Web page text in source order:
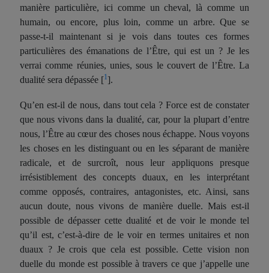
manière particulière, ici comme un cheval, là comme un
humain, ou encore, plus loin, comme un arbre. Que se
passe-t-il maintenant si je vois dans toutes ces formes
particulières des émanations de l’Être, qui est un ? Je les
verrai comme réunies, unies, sous le couvert de l’Être. La
dualité sera dépassée [1].
Qu’en est-il de nous, dans tout cela ? Force est de constater
que nous vivons dans la dualité, car, pour la plupart d’entre
nous, l’Être au cœur des choses nous échappe. Nous voyons
les choses en les distinguant ou en les séparant de manière
radicale, et de surcroît, nous leur appliquons presque
irrésistiblement des concepts duaux, en les interprétant
comme opposés, contraires, antagonistes, etc. Ainsi, sans
aucun doute, nous vivons de manière duelle. Mais est-il
possible de dépasser cette dualité et de voir le monde tel
qu’il est, c’est-à-dire de le voir en termes unitaires et non
duaux ? Je crois que cela est possible. Cette vision non
duelle du monde est possible à travers ce que j’appelle une